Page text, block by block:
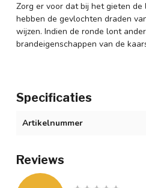
Zorg er voor dat bij het gieten
hebben de gevlochten draden
wijzen. Indien de ronde lont
brandeigenschappen van de
Specificaties
Artikelnummer
Reviews